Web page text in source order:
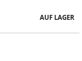
AUF LAGER